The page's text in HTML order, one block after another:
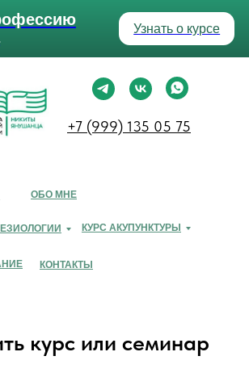
Узнать о курсе
КУРС АКУПУНКТУРЫ
КОНТАКТЫ
ОБО МНЕ
+7 (999) 135 05 75
курс или семинар